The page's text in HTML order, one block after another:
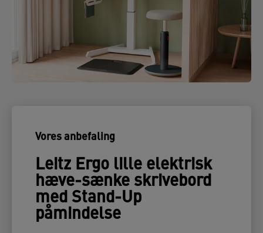
Vores anbefaling
Leitz Ergo lille elektrisk
hæve-sænke skrivebord
med Stand-Up
påmindelse